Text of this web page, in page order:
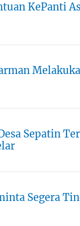
KePanti
Sepatin
Segera